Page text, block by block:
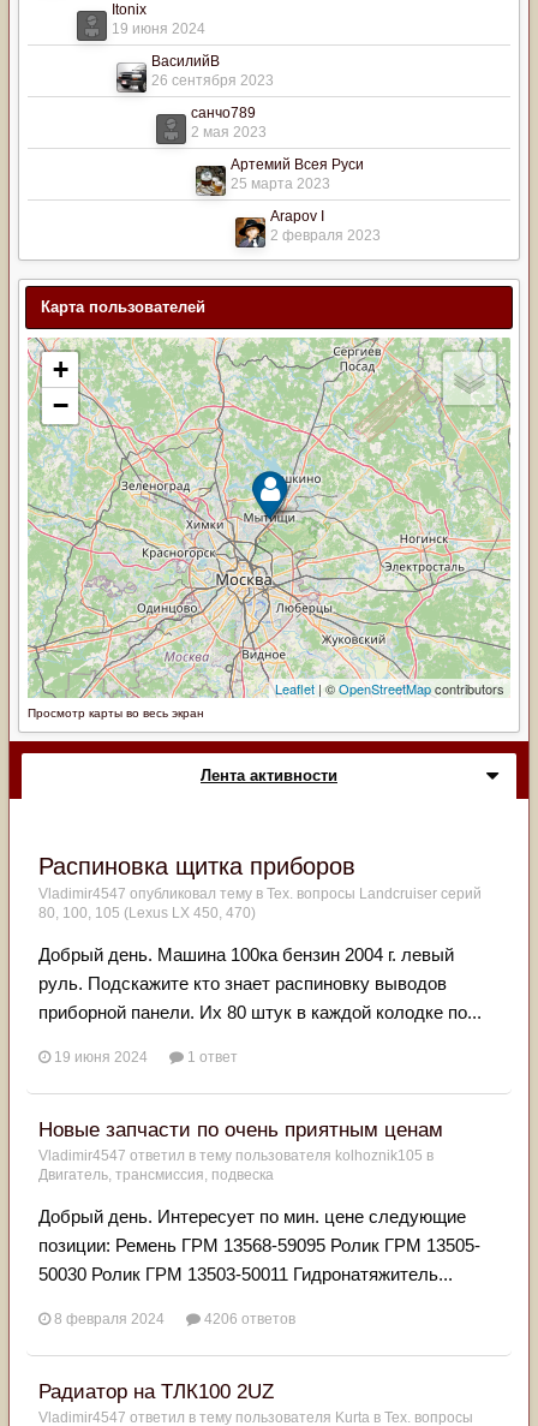
Itonix
19 июня 2024
ВасилийВ
26 сентября 2023
санчо789
2 мая 2023
Артемий Всея Руси
25 марта 2023
Arapov I
2 февраля 2023
Карта пользователей
Просмотр карты во весь экран
Лента активности
Распиновка щитка приборов
Vladimir4547 опубликовал тему в Тех. вопросы Landcruiser серий
80, 100, 105 (Lexus LX 450, 470)
Добрый день. Машина 100ка бензин 2004 г. левый
руль. Подскажите кто знает распиновку выводов
приборной панели. Их 80 штук в каждой колодке по...
19 июня 2024 1 ответ
Новые запчасти по очень приятным ценам
Vladimir4547 ответил в тему пользователя kolhoznik105 в
Двигатель, трансмиссия, подвеска
Добрый день. Интересует по мин. цене следующие
позиции: Ремень ГРМ 13568-59095 Ролик ГРМ 13505-
50030 Ролик ГРМ 13503-50011 Гидронатяжитель...
8 февраля 2024 4206 ответов
Радиатор на ТЛК100 2UZ
Vladimir4547 ответил в тему пользователя Kurta в Тех. вопросы